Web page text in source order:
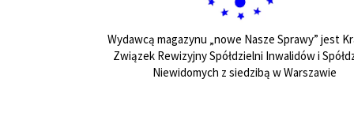
Wydawcą magazynu „nowe Nasze Sprawy” jest
Związek Rewizyjny Spółdzielni Inwalidów i
Niewidomych z siedzibą w Warszawie